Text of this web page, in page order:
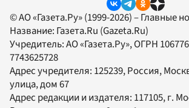
© АО «Газета.Ру» (1999-2026) – Главные
Название: Газета.Ru (Gazeta.Ru)
Учредитель:АО «Газета.Ру», ОГРН
7743625728
Адрес учредителя: 125239, Россия,
улица, дом 67
Адрес редакции и издателя: 117105, г.